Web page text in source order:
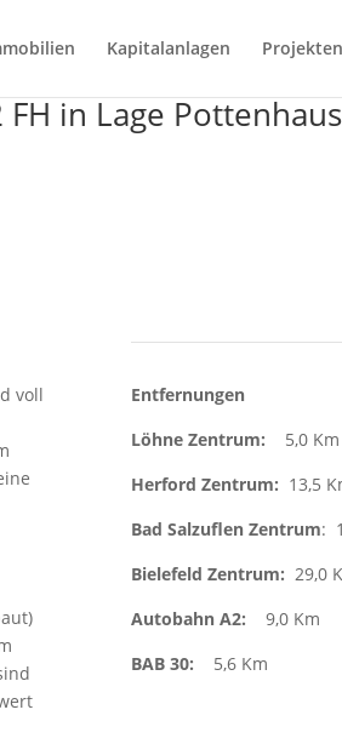
Kapitalanlagen
in Lage
voll
Entfernungen
Löhne Zentrum:
Herford Zentrum:
Bad Salzuflen Zentrum:
Bielefeld Zentrum: 29,0
Autobahn A2: 9,0 Km
BAB 30: 5,6 Km